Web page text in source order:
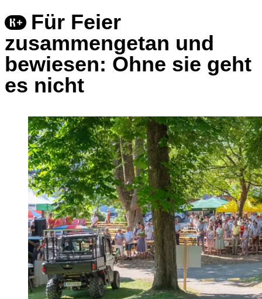
Für Feier
zusammengetan und
bewiesen: Ohne sie geht
es nicht